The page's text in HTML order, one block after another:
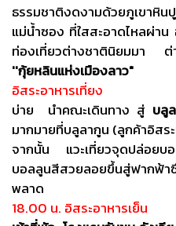
ธรรมชาติงดงามด้วยภูเขา
แม่น้ำซอง ที่ใสสะอาดไหลผ่า
ท่องเที่ยวต่างชาตินิยมมา ต่
''กุ้ยหลินแห่งเมืองลาว"
อิสระอาหารเที่ยง
บ่าย นำคณะเดินทาง สู่ บลู
มากมายที่บลูลากูน (ลูกค้าอิสร
จากนั้น แวะเที่ยวจุดปล่อยบอ
บอลลูนสีสวยลอยขึ้นสู่ฟากฟ้า
พลาด
18.00 น. อิสระอาหารเย็น